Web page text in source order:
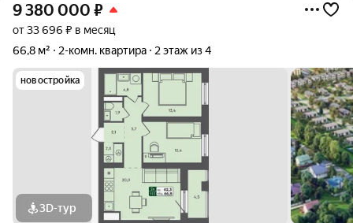
9 380 000 ₽
от 33 696 ₽ в месяц
66,8 м²
2-комн. квартира 2 этаж из 4
новостройка
3D-тур